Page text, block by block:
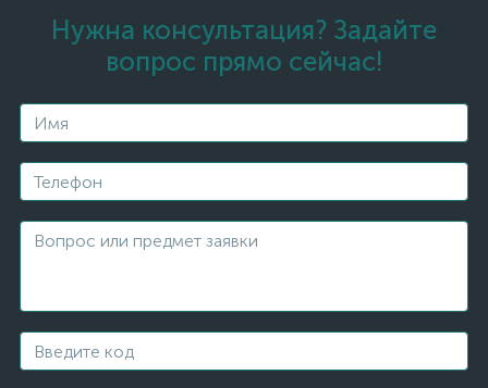
Нужна консультация? Задайте
вопрос прямо сейчас!